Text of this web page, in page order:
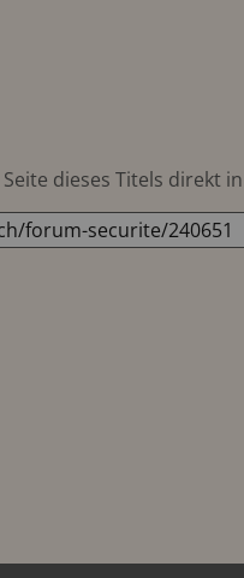
dieses Titels direkt